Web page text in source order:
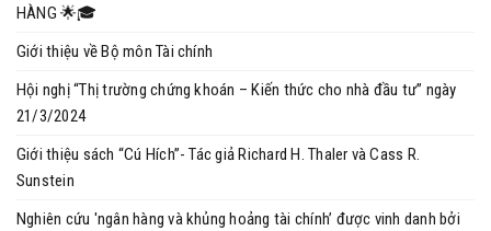
HÀNG 🌟🎓
Giới thiệu về Bộ môn Tài chính
Hội nghị “Thị trường chứng khoán – Kiến thức cho nhà đầu tư” ngày
21/3/2024
Giới thiệu sách “Cú Hích”- Tác giả Richard H. Thaler và Cass R.
Sunstein
Nghiên cứu 'ngân hàng và khủng hoảng tài chính’ được vinh danh bởi